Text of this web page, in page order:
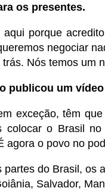
os presentes.
aqui porque
negociar
Nós temos um
publicou um
exceção, têm
colocar o Brasil
agora o povo no
partes do Brasil, os
Salvador,